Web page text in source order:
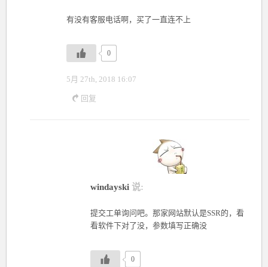
有没有客服电话啊，买了一直连不上
0
5月 27th, 2018 16:07
回复
windayski 说:
提交工单询问吧。那家网站默认是SSR的，看
看软件下对了没，参数填写正确没
0